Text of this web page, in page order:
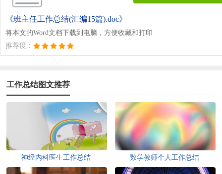
《班主任工作总结(汇编15篇).doc》
将本文的Word文档下载到电脑，方便收藏和打印
推荐度：
工作总结图文推荐
神经内科医生工作总结 数学教师个人工作总结